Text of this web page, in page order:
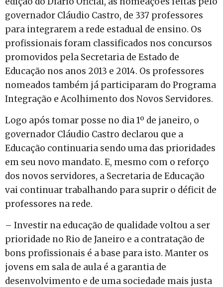
governador Cláudio Castro, de 337 professores
para integrarem a rede estadual de ensino. Os
profissionais foram classificados nos concursos
promovidos pela Secretaria de Estado de
Educação nos anos 2013 e 2014. Os professores
nomeados também já participaram do Programa
Integração e Acolhimento dos Novos Servidores.
Logo após tomar posse no dia 1º de janeiro, o
governador Cláudio Castro declarou que a
Educação continuaria sendo uma das prioridades
em seu novo mandato. E, mesmo com o reforço
dos novos servidores, a Secretaria de Educação
vai continuar trabalhando para suprir o déficit de
professores na rede.
– Investir na educação de qualidade voltou a ser
prioridade no Rio de Janeiro e a contratação de
bons profissionais é a base para isto. Manter os
jovens em sala de aula é a garantia de
desenvolvimento e de uma sociedade mais justa